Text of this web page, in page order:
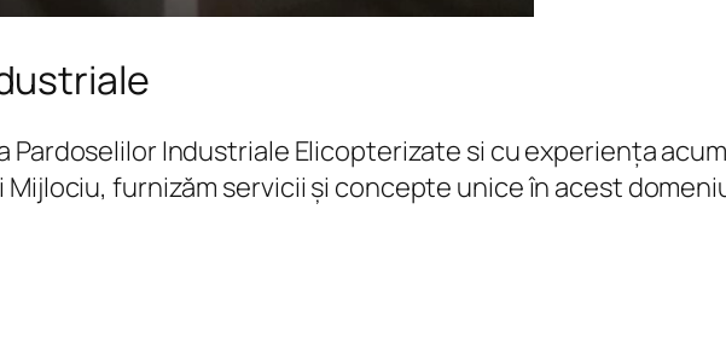
Industriale Elicopterizate si cu experiența
furnizăm servicii și concepte unice în acest